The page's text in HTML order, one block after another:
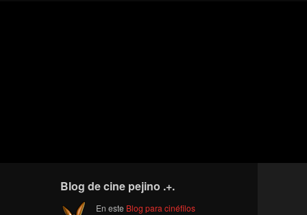
Blog de cine pejino .+.
En este Blog para cinéfilos